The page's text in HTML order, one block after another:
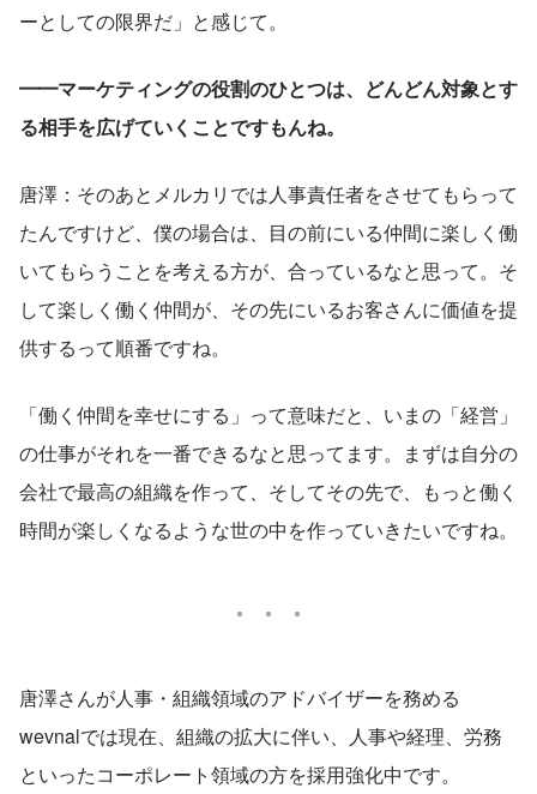
ーとしての限界だ」と感じて。
━━マーケティングの役割のひとつは、どんどん対象とす
る相手を広げていくことですもんね。
唐澤：そのあとメルカリでは人事責任者をさせてもらって
たんですけど、僕の場合は、目の前にいる仲間に楽しく働
いてもらうことを考える方が、合っているなと思って。そ
して楽しく働く仲間が、その先にいるお客さんに価値を提
供するって順番ですね。
「働く仲間を幸せにする」って意味だと、いまの「経営」
の仕事がそれを一番できるなと思ってます。まずは自分の
会社で最高の組織を作って、そしてその先で、もっと働く
時間が楽しくなるような世の中を作っていきたいですね。
唐澤さんが人事・組織領域のアドバイザーを務める
wevnalでは現在、組織の拡大に伴い、人事や経理、労務
といったコーポレート領域の方を採用強化中です。